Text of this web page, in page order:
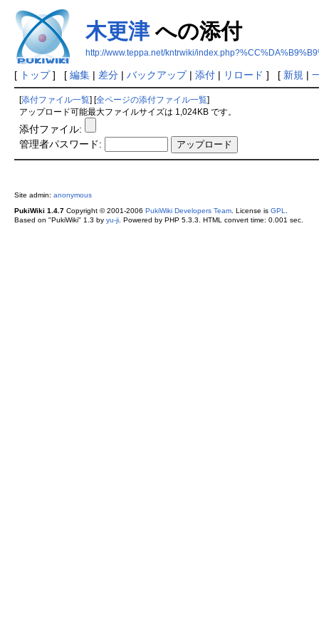
木更津への添付
http://www.teppa.net/kntrwiki/
[ トップ] [ 編集| 差分| バックアップ| 添付| リロード ] [ 新規 |
添付ファイル一覧 全ページの添付ファイル一覧
アップロード可能最大ファイルサイズは 1,024KB です。
添付ファイル:
管理者パスワード:
Site admin: anonymous
PukiWiki 1.4.7Copyright © 2001-2006 PukiWiki Developers Team. License is GPL
Based on "PukiWiki" 1.3 by yu-ji. Powered by PHP 5.3.3. HTML convert time: 0.001 sec.